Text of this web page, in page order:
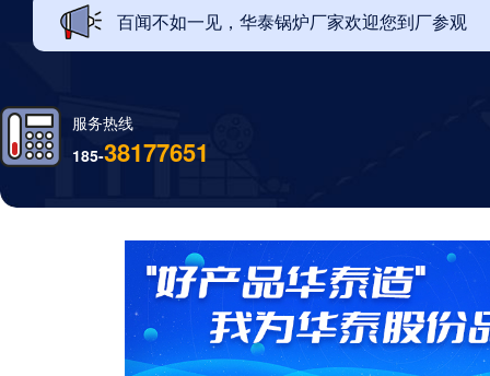
百闻不如一见，华泰锅炉厂家欢迎您到厂参观
服务热线
185-38177651